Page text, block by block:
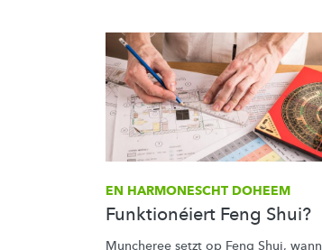
EN HARMONESCHT DOHEEM
Funktionéiert Feng Shui?
Muncheree setzt op Feng Shui, wann